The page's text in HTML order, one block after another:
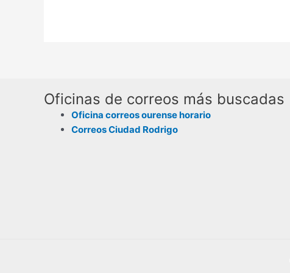
Oficinas de correos más buscadas
Oficina correos ourense horario
Correos Ciudad Rodrigo